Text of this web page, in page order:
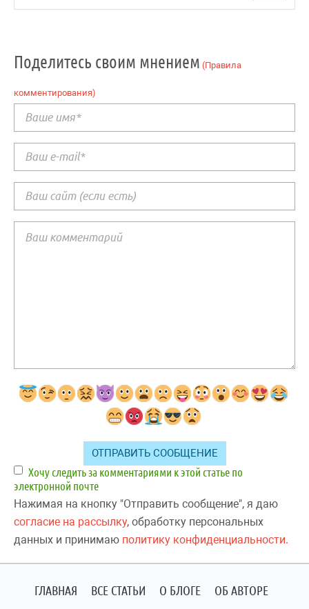
Поделитесь своим мнением (Правила
комментирования)
Хочу следить за комментариями к этой статье по
электронной почте
Нажимая на кнопку "Отправить сообщение", я даю
согласие на рассылку, обработку персональных
данных и принимаю политику конфиденциальности.
ГЛАВНАЯ ВСЕ СТАТЬИ О БЛОГЕ ОБ АВТОРЕ